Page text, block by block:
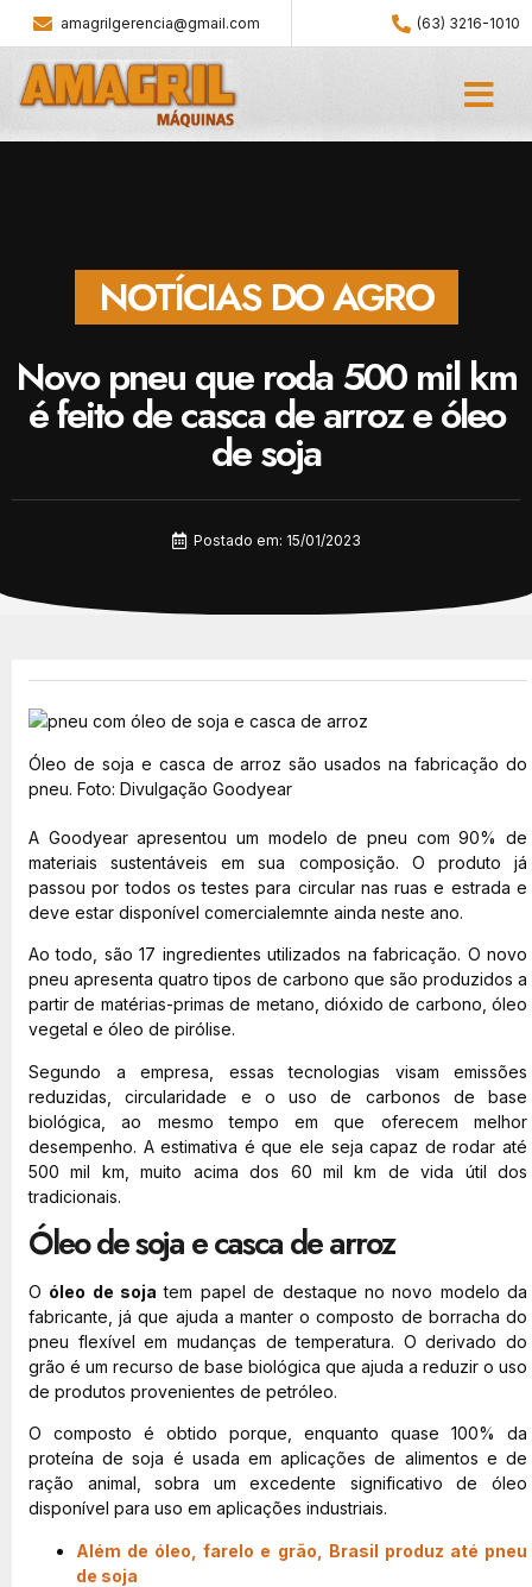
amagrilgerencia@gmail.com (63) 3216-1010
NOTÍCIAS DO AGRO
Novo pneu que roda 500 mil km
é feito de casca de arroz e óleo
de soja
Postado em: 15/01/2023
Óleo de soja e casca de arroz são usados na fabricação do
pneu. Foto: Divulgação Goodyear
A Goodyear apresentou um modelo de pneu com 90% de
materiais sustentáveis em sua composição. O produto já
passou por todos os testes para circular nas ruas e estrada e
deve estar disponível comercialemnte ainda neste ano.
Ao todo, são 17 ingredientes utilizados na fabricação. O novo
pneu apresenta quatro tipos de carbono que são produzidos a
partir de matérias-primas de metano, dióxido de carbono, óleo
vegetal e óleo de pirólise.
Segundo a empresa, essas tecnologias visam emissões
reduzidas, circularidade e o uso de carbonos de base
biológica, ao mesmo tempo em que oferecem melhor
desempenho. A estimativa é que ele seja capaz de rodar até
500 mil km, muito acima dos 60 mil km de vida útil dos
tradicionais.
Óleo de soja e casca de arroz
O óleo de soja tem papel de destaque no novo modelo da
fabricante, já que ajuda a manter o composto de borracha do
pneu flexível em mudanças de temperatura. O derivado do
grão é um recurso de base biológica que ajuda a reduzir o uso
de produtos provenientes de petróleo.
O composto é obtido porque, enquanto quase 100% da
proteína de soja é usada em aplicações de alimentos e de
ração animal, sobra um excedente significativo de óleo
disponível para uso em aplicações industriais.
Além de óleo, farelo e grão, Brasil produz até pneu
de soja